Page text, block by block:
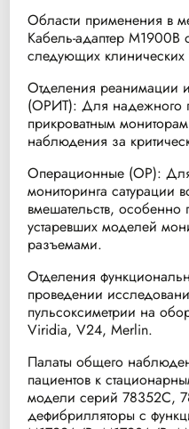
Области применения в
Кабель-адаптер M1900B
следующих клинических
Отделения реанимации
(ОРИТ): Для надежного
прикроватным
наблюдения за
Операционные (ОР): Для
мониторинга сатурации
вмешательств,
устаревших моделей
разъемами.
Отделения
проведении
пульсоксиметрии на
Viridia, V24, Merlin.
Палаты общего
пациентов к
модели серий 78352C,
дефибрилляторы с